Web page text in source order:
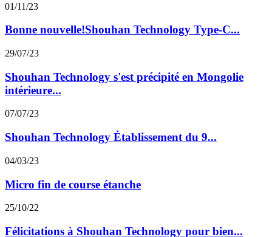
01/11/23
Bonne nouvelle!Shouhan Technology Type-C...
29/07/23
Shouhan Technology s'est précipité en Mongolie
intérieure...
07/07/23
Shouhan Technology Établissement du 9...
04/03/23
Micro fin de course étanche
25/10/22
Félicitations à Shouhan Technology pour bien...